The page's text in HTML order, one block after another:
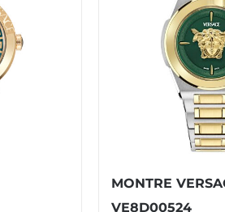
MONTRE
VE8D00524